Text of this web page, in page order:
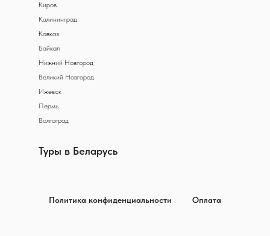
Туры в Беларусь
Киров
Калининград
Кавказ
Байкал
Нижний Новгород
Великий Новгород
Ижевск
Пермь
Волгоград
Политика конфиденциальности Оплата